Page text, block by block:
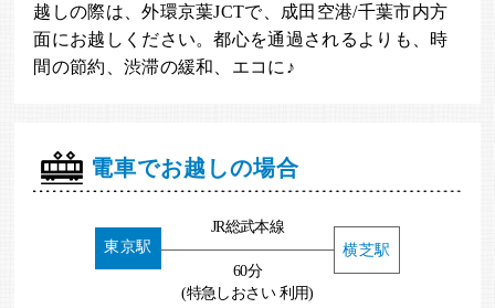
越しの際は、外環京葉JCTで、成田空港/千葉市内方
面にお越しください。都心を通過されるよりも、時
間の節約、渋滞の緩和、エコに♪
電車でお越しの場合
東京駅
JR総武本線
60分
(特急しおさい 利用)
横芝駅